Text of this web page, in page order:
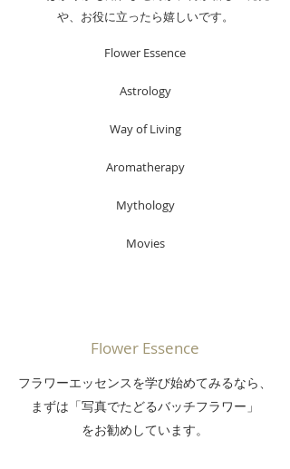
や、お役に立ったら嬉しいです。
Flower Essence
Astrology
Way of Living
Aromatherapy
Mythology
Movies
Flower Essence
フラワーエッセンスを学び始めてみるなら、
まずは「写真でたどるバッチフラワー」
をお勧めしています。